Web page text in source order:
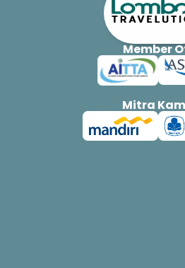
Member
Mitra